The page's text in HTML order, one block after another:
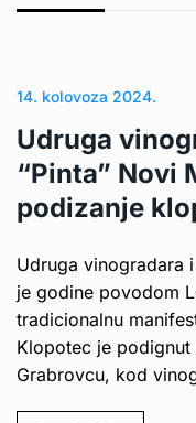
14. kolovoza 2024.
Udruga
“Pinta” Novi
podizanje
Udruga vinogradara
je godine povodom
tradicionalnu
Klopotec je
Grabrovcu, kod